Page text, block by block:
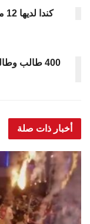
كندا لديها 12 من أكثر المليارديرات في العالم: تقرير
400 طالب
أخبار ذات صلة